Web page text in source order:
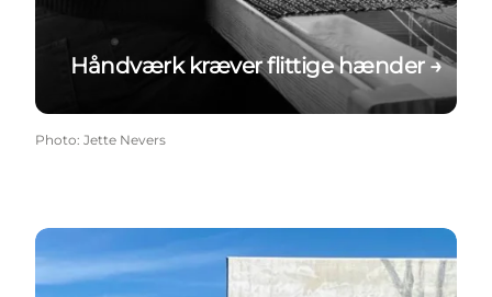
Håndværk kræver flittige hænder →
Photo: Jette Nevers
Fra det vilde til ... →